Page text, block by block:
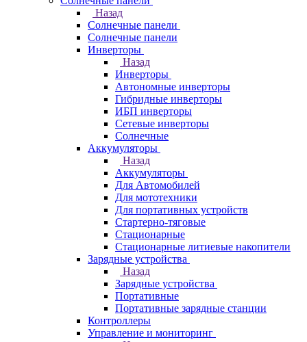
Назад
Солнечные панели
Солнечные панели
Инверторы
Назад
Инверторы
Автономные инверторы
Гибридные инверторы
ИБП инверторы
Сетевые инверторы
Солнечные
Аккумуляторы
Назад
Аккумуляторы
Для Автомобилей
Для мототехники
Для портативных устройств
Стартерно-тяговые
Стационарные
Стационарные литиевые накопители
Зарядные устройства
Назад
Зарядные устройства
Портативные
Портативные зарядные станции
Контроллеры
Управление и мониторинг